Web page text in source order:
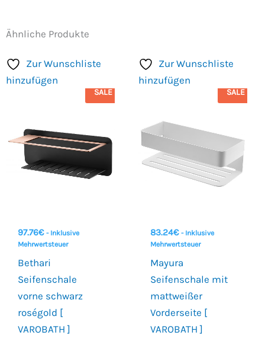
Ähnliche Produkte
Zur Wunschliste
hinzufügen
SALE
97.76€ - Inklusive
Mehrwertsteuer
Bethari
Seifenschale
vorne schwarz
roségold [
VAROBATH ]
Zur Wunschliste
hinzufügen
SALE
83.24€ - Inklusive
Mehrwertsteuer
Mayura
Seifenschale mit
mattweißer
Vorderseite [
VAROBATH ]